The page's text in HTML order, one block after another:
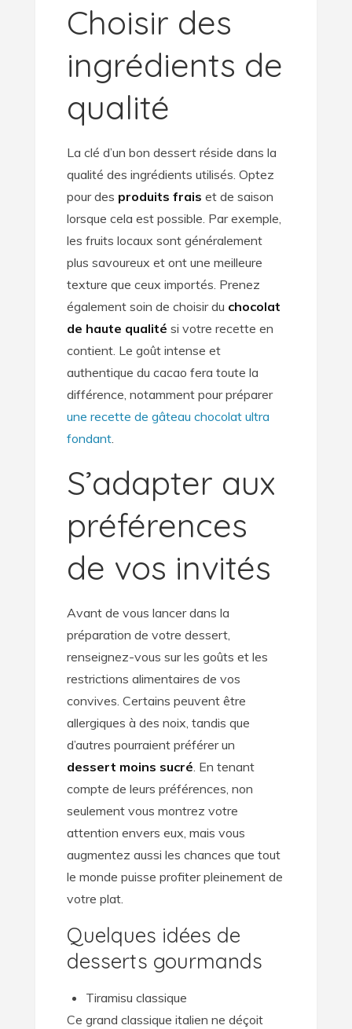
Choisir des
ingrédients de
qualité
La clé d’un bon dessert réside dans la
qualité des ingrédients utilisés. Optez
pour des produits frais et de saison
lorsque cela est possible. Par exemple,
les fruits locaux sont généralement
plus savoureux et ont une meilleure
texture que ceux importés. Prenez
également soin de choisir du chocolat
de haute qualité si votre recette en
contient. Le goût intense et
authentique du cacao fera toute la
différence, notamment pour préparer
une recette de gâteau chocolat ultra
fondant.
S’adapter aux
préférences
de vos invités
Avant de vous lancer dans la
préparation de votre dessert,
renseignez-vous sur les goûts et les
restrictions alimentaires de vos
convives. Certains peuvent être
allergiques à des noix, tandis que
d’autres pourraient préférer un
dessert moins sucré . En tenant
compte de leurs préférences, non
seulement vous montrez votre
attention envers eux, mais vous
augmentez aussi les chances que tout
le monde puisse profiter pleinement de
votre plat.
Quelques idées de
desserts gourmands
Tiramisu classique
Ce grand classique italien ne déçoit